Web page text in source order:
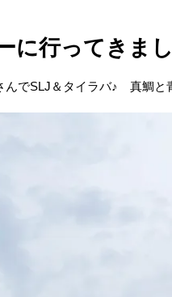
に行ってきま
んでSLJ＆タイラバ♪ 真鯛と